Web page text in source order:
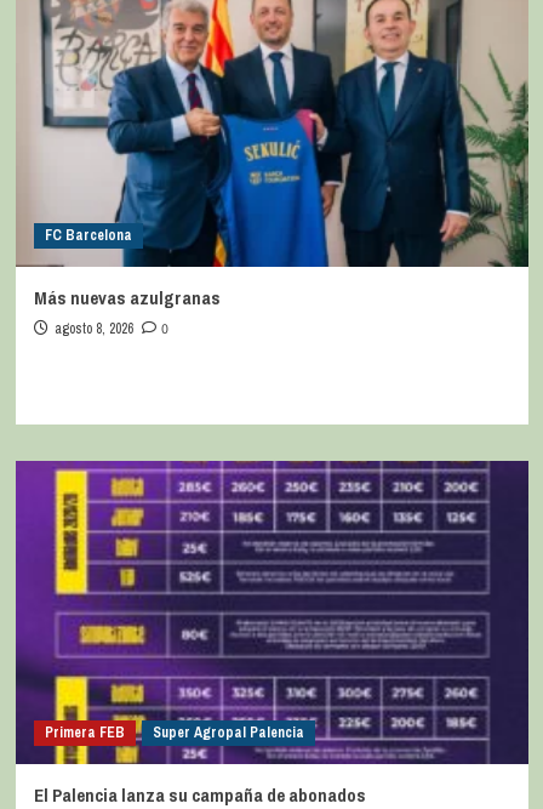
FC Barcelona
Más nuevas azulgranas
agosto 8, 2026 0
Primera FEB Super Agropal Palencia
El Palencia lanza su campaña de abonados